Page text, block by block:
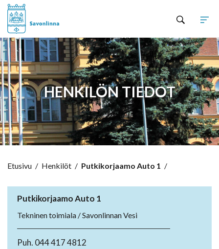
HENKILÖN TIEDOT
Etusivu / Henkilöt / Putkikorjaamo Auto 1 /
Putkikorjaamo Auto 1
Tekninen toimiala / Savonlinnan Vesi
Puh. 044 417 4812